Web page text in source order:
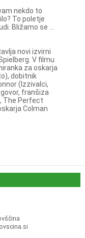
nekdo to
To poletje
Bližamo se ...
novi izvirni
V filmu
za oskarja
dobitnik
(Izzivalci,
franšiza
The Perfect
Colman